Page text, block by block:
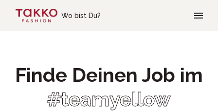
Wo bist Du?
Finde Deinen Job im
#teamyellow